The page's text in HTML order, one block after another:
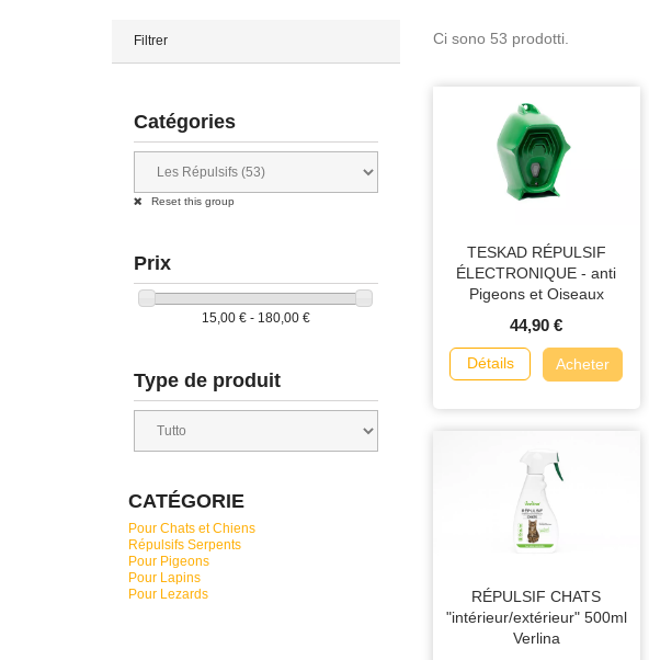
Filtrer
Catégories
Reset this group
Prix
15,00 € - 180,00 €
Type de produit
CATÉGORIE
Pour Chats et Chiens
Répulsifs Serpents
Pour Pigeons
Pour Lapins
Pour Lezards
Ci sono 53 prodotti.
TESKAD RÉPULSIF
ÉLECTRONIQUE - anti
Pigeons et Oiseaux
44,90 €
Détails Acheter
RÉPULSIF CHATS
"intérieur/extérieur" 500ml
Verlina